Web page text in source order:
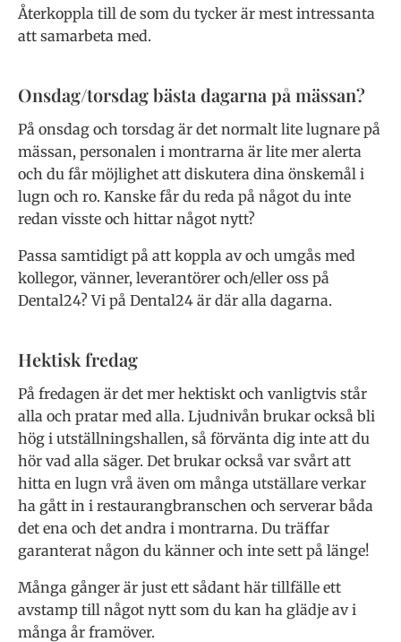
Återkoppla till de som du tycker är mest intressanta
att samarbeta med.
Onsdag/torsdag bästa dagarna på mässan?
På onsdag och torsdag är det normalt lite lugnare på
mässan, personalen i montrarna är lite mer alerta
och du får möjlighet att diskutera dina önskemål i
lugn och ro. Kanske får du reda på något du inte
redan visste och hittar något nytt?
Passa samtidigt på att koppla av och umgås med
kollegor, vänner, leverantörer och/eller oss på
Dental24? Vi på Dental24 är där alla dagarna.
Hektiskfredag
På fredagen är det mer hektiskt och vanligtvis står
alla och pratar med alla. Ljudnivån brukar också bli
hög i utställningshallen, så förvänta dig inte att du
hör vad alla säger. Det brukar också var svårt att
hitta en lugn vrå även om många utställare verkar
ha gått in i restaurangbranschen och serverar båda
det ena och det andra i montrarna. Du träffar
garanterat någon du känner och inte sett på länge!
Många gånger är just ett sådant här tillfälle ett
avstamp till något nytt som du kan ha glädje av i
många år framöver.